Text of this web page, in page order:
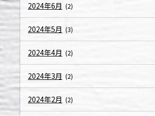
2024年6月 (2)
2024年5月 (3)
2024年4月 (2)
2024年3月 (2)
2024年2月 (2)